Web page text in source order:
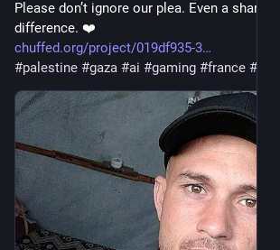
Please don’t ignore our plea. Even a share
difference. ❤️
chuffed.org/project/019df935-3
#palestine #gaza #ai #gaming #france #